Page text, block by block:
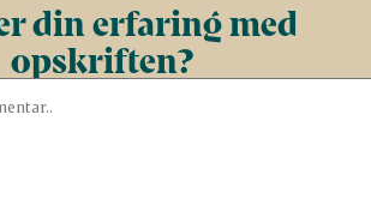
din erfaring med
opskriften?